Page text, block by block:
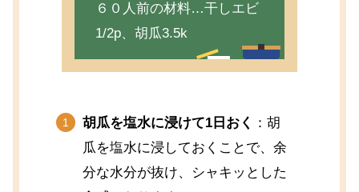
６０人前の材料…干しエビ
1/2p、胡瓜3.5k
胡瓜を塩水に浸けて1日おく
：胡
瓜を塩水に浸しておくことで、余
分な水分が抜け、シャキッとした